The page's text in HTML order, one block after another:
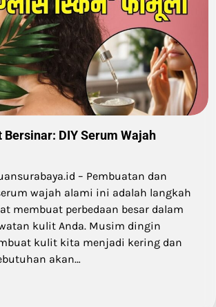
Bersinar: DIY Serum Wajah
– Pembuatan dan
wajah alami ini adalah langkah
membuat perbedaan besar dalam
kulit Anda. Musim dingin
kulit kita menjadi kering dan
akan…